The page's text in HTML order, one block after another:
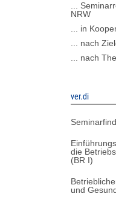
...
NRW
... in
... nach
... nach
ver.di
die
(BR I)
und